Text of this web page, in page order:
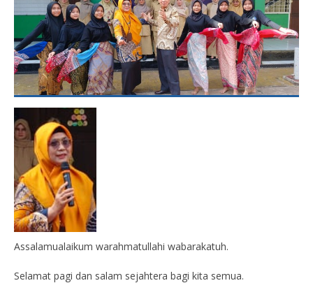
Assalamualaikum warahmatullahi wabarakatuh.
Selamat pagi dan salam sejahtera bagi kita semua.